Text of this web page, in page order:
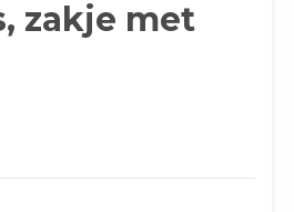
zakje met